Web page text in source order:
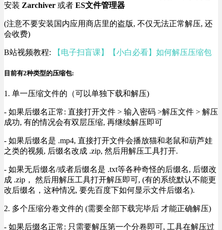
安装 Zarchiver 或者 ES文件管理器
(注意不要安装国内应用商店里的盗版, 不仅无法正常解压, 还
会收费)
B站视频教程: 【电子扫盲课】【小白必看】如何解压压缩包
目前有2种类型的压缩包:
1. 单一压缩文件的（可以单独下载和解压)
- 如果后缀名正常: 直接打开文件 > 输入密码 >解压文件 > 解压
成功, 有的情况会有双层压缩, 再继续解压即可
- 如果后缀名是 .mp4, 直接打开文件会播放猫和老鼠和葫芦娃
之类的视频, 后缀名改成 .zip, 然后用解压工具打开.
- 如果无后缀名/或者后缀名是 .txt等各种奇怪的后缀名, 后缀改
成 .zip， 然后用解压工具打开解压即可, (有的系统默认不能更
改后缀名，这种情况, 要先百度下如何显示文件后缀名).
2. 多个压缩分卷文件的 (需要全部下载完毕后 才能正确解压)
- 如果后缀名正常: 只需要解压第一个分卷即可, 工具在解压过